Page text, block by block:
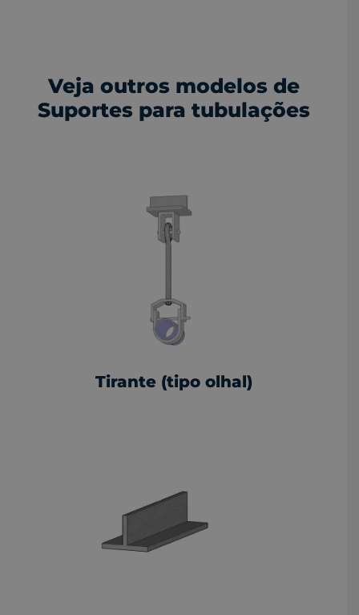
Veja outros modelos de
Suportes para tubulações
Tirante (tipo olhal)